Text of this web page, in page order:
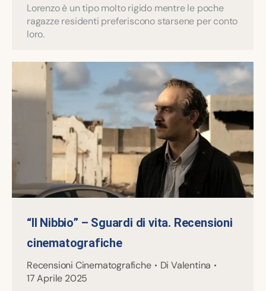
Lorenzo è un tipo molto rigido mentre le poche
ragazze residenti preferiscono starsene per conto
loro.
“Il Nibbio” – Sguardi di vita. Recensioni
cinematografiche
Recensioni Cinematografiche DiValentina
17 Aprile 2025